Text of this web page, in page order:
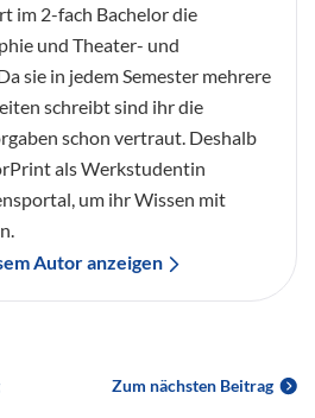
im 2-fach Bachelor die
und Theater- und
sie in jedem Semester mehrere
schreibt sind ihr die
schon vertraut. Deshalb
als Werkstudentin
um ihr Wissen mit
Autor anzeigen
Zum nächsten Beitrag